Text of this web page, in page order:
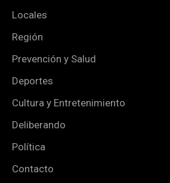
Locales
Región
Prevención y Salud
Deportes
Cultura y Entretenimiento
Deliberando
Política
Contacto